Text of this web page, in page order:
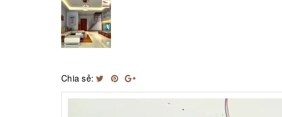
Chia sẻ: